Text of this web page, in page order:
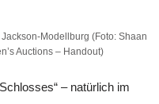
Modellburg (Foto: Shaan
Auctions – Handout)
– natürlich im